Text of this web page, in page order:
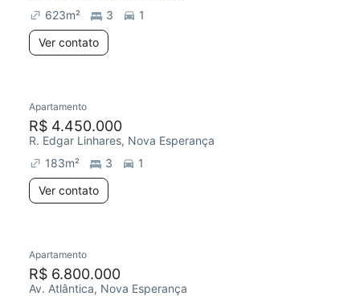
623m² 3
1
Ver contato
Redecorar
Apartamento
R$ 4.450.000
R. Edgar Linhares, Nova Esperança
183m² 3
1
Ver contato
Redecorar
Apartamento
R$ 6.800.000
Av. Atlântica, Nova Esperança